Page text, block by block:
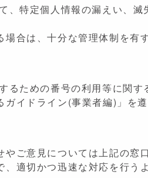
特定個人情報の漏えい、
合は、十分な管理体制を有
ための番号の利用等に関
イドライン(事業者編)」を
ご意見については上記の窓
適切かつ迅速な対応を行う